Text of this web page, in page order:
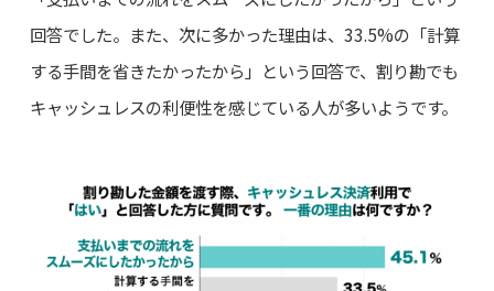
回答でした。また、次に多かった理由は、33.5%の「計算
する手間を省きたかったから」という回答で、割り勘でも
キャッシュレスの利便性を感じている人が多いようです。